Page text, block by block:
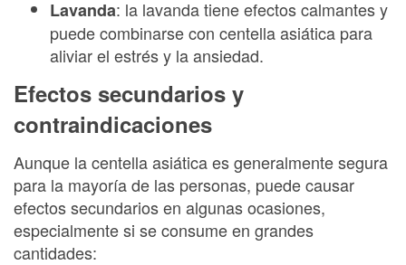
Lavanda: la lavanda tiene efectos calmantes y
puede combinarse con centella asiática para
aliviar el estrés y la ansiedad.
Efectos secundarios y
contraindicaciones
Aunque la centella asiática es generalmente segura
para la mayoría de las personas, puede causar
efectos secundarios en algunas ocasiones,
especialmente si se consume en grandes
cantidades: